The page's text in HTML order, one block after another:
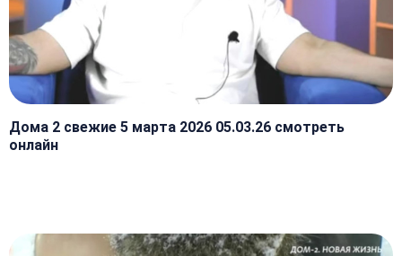
Дома 2 свежие 5 марта 2026 05.03.26 смотреть
онлайн